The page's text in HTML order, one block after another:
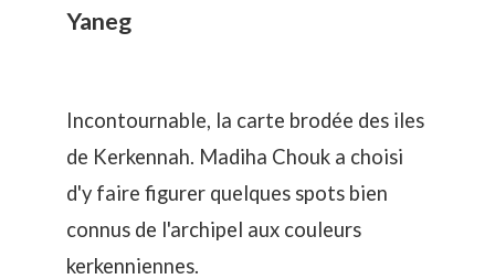
Yaneg
Incontournable, la carte brodée des iles
de Kerkennah. Madiha Chouk a choisi
d'y faire figurer quelques spots bien
connus de l'archipel aux couleurs
kerkenniennes.